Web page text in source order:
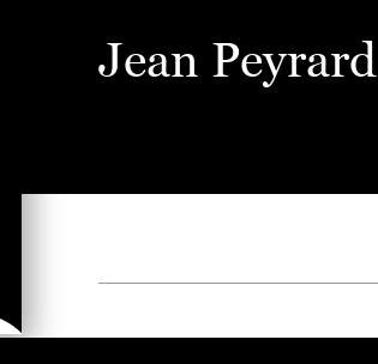
Jean Peyrard